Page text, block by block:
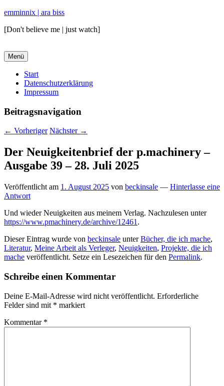
emminnix | ara biss
[Don't believe me | just watch]
Menü
Primäres
Menü
Start
Datenschutzerklärung
Impressum
Beitragsnavigation
← Vorheriger Nächster →
Der Neuigkeitenbrief der p.machinery –
Ausgabe 39 – 28. Juli 2025
Veröffentlicht am 1. August 2025 von beckinsale — Hinterlasse eine
Antwort
Und wieder Neuigkeiten aus meinem Verlag. Nachzulesen unter
https://www.pmachinery.de/archive/12461 .
Dieser Eintrag wurde von beckinsale unterBücher, die ich mache,
Literatur, Meine Arbeit als Verleger, Neuigkeiten, Projekte, die ich
mache veröffentlicht. Setze ein Lesezeichen für den Permalink.
Schreibe einen Kommentar
Deine E-Mail-Adresse wird nicht veröffentlicht. Erforderliche
Felder sind mit * markiert
Kommentar *